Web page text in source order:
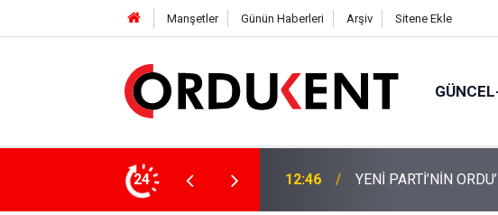
Manşetler Günün Haberleri Arşiv Sitene Ekle
24
KURUCU KADROSU AÇIKLANDI 12:22 YENİ PARTİ